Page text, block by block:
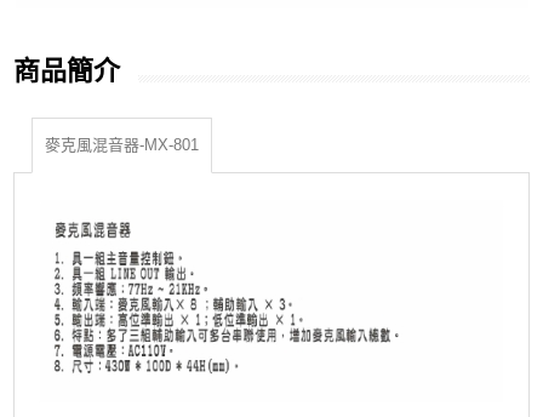
商品簡介
麥克風混音器-MX-801